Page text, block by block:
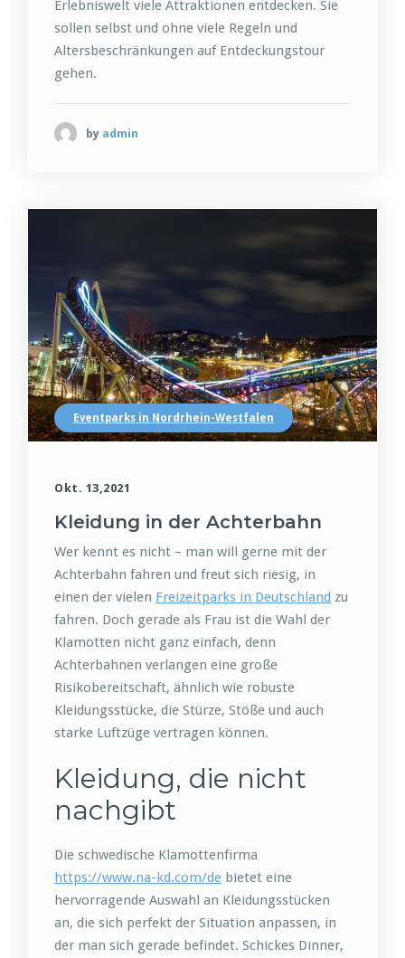
Erlebniswelt viele Attraktionen entdecken. Sie
sollen selbst und ohne viele Regeln und
Altersbeschränkungen auf Entdeckungstour
gehen.
by admin
Eventparks in Nordrhein-Westfalen
Okt. 13,2021
Kleidung in der Achterbahn
Wer kennt es nicht – man will gerne mit der
Achterbahn fahren und freut sich riesig, in
einen der vielen Freizeitparks in Deutschland zu
fahren. Doch gerade als Frau ist die Wahl der
Klamotten nicht ganz einfach, denn
Achterbahnen verlangen eine große
Risikobereitschaft, ähnlich wie robuste
Kleidungsstücke, die Stürze, Stöße und auch
starke Luftzüge vertragen können.
Kleidung, die nicht
nachgibt
Die schwedische Klamottenfirma
https://www.na-kd.com/de bietet eine
hervorragende Auswahl an Kleidungsstücken
an, die sich perfekt der Situation anpassen, in
der man sich gerade befindet. Schickes Dinner,